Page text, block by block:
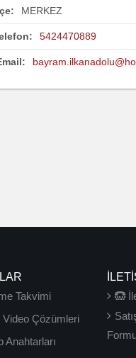
MERKEZ
5424470889
Takvimi
Video Çözümleri
Anahtarları